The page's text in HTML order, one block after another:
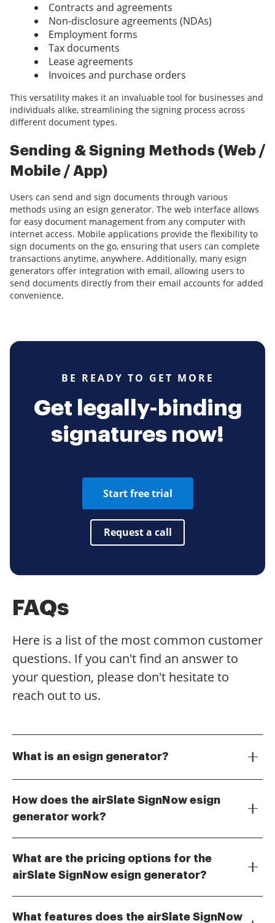
Contracts and agreements
Non-disclosure agreements (NDAs)
Employment forms
Tax documents
Lease agreements
Invoices and purchase orders
This versatility makes it an invaluable tool for businesses and
individuals alike, streamlining the signing process across
different document types.
Sending & Signing Methods (Web /
Mobile / App)
Users can send and sign documents through various
methods using an esign generator. The web interface allows
for easy document management from any computer with
internet access. Mobile applications provide the flexibility to
sign documents on the go, ensuring that users can complete
transactions anytime, anywhere. Additionally, many esign
generators offer integration with email, allowing users to
send documents directly from their email accounts for added
convenience.
BE READY TO GET MORE
Get legally-binding
signatures now!
Start free trial
Request a call
FAQs
Here is a list of the most common customer
questions. If you can't find an answer to
your question, please don't hesitate to
reach out to us.
What is an esign generator?
airSlate SignNow's esign generator, businesses can
streamline their document workflows, ensuring quick
How does the airSlate SignNow esign
generator work?
documents, add signature fields, and send them for
signing. Recipients can easily sign documents from
What are the pricing options for the
airSlate SignNow esign generator?
you're a small business or a large enterprise, you can
What features does the airSlate SignNow